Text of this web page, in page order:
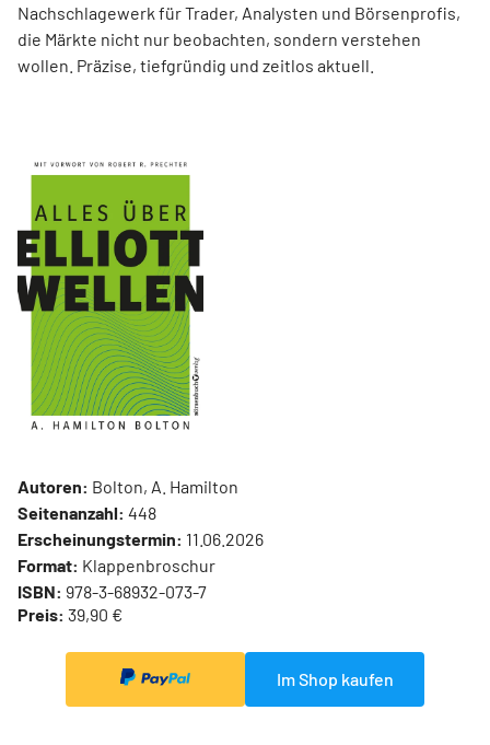
Nachschlagewerk für Trader, Analysten und Börsenprofis,
die Märkte nicht nur beobachten, sondern verstehen
wollen. Präzise, tiefgründig und zeitlos aktuell.
Autoren: Bolton, A. Hamilton
Seitenanzahl: 448
Erscheinungstermin: 11.06.2026
Format: Klappenbroschur
ISBN: 978-3-68932-073-7
Preis: 39,90 €
Im Shop kaufen